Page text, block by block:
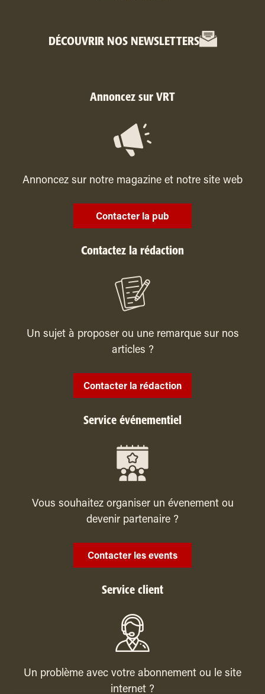
DÉCOUVRIR NOS NEWSLETTERS
Annoncez sur VRT
Annoncez sur notre magazine et notre site web
Contacter la pub
Contactez la rédaction
Un sujet à proposer ou une remarque sur nos
articles ?
Contacter la rédaction
Service événementiel
Vous souhaitez organiser un évenement ou
devenir partenaire ?
Contacter les events
Service client
Un problème avec votre abonnement ou le site
internet ?